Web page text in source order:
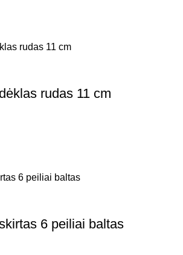
rudas 11 cm
6 peiliai baltas